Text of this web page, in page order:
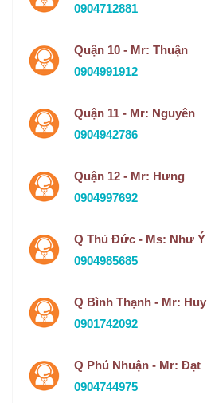
0904712881
Quận 10 - Mr: Thuận
0904991912
Quận 11 - Mr: Nguyên
0904942786
Quận 12 - Mr: Hưng
0904997692
Q Thủ Đức - Ms: Như Ý
0904985685
Q Bình Thạnh - Mr: Huy
0901742092
Q Phú Nhuận - Mr: Đạt
0904744975